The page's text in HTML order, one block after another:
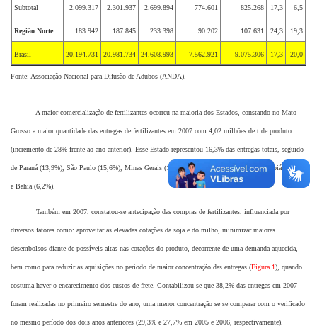
Subtotal 2.099.317 2.301.937 2.699.894 774.601 825.268 17,3 6,5
Região Norte 183.942 187.845 233.398 90.202 107.631 24,3 19,3
Brasil 20.194.731 20.981.734 24.608.993 7.562.921 9.075.306 17,3 20,0
Fonte: Associação Nacional para Difusão de Adubos (ANDA).
A maior comercialização de fertilizantes ocorreu na maioria dos Estados, constando no Mato
Grosso a maior quantidade das entregas de fertilizantes em 2007 com 4,02 milhões de t de produto
(incremento de 28% frente ao ano anterior). Esse Estado representou 16,3% das entregas totais, seguido
de Paraná (13,9%), São Paulo (15,6%), Minas Gerais (12,7%), Rio Grande do Sul (11%), Goiás (8,9%)
e Bahia (6,2%).
Também em 2007, constatou-se antecipação das compras de fertilizantes, influenciada por
diversos fatores como: aproveitar as elevadas cotações da soja e do milho, minimizar maiores
desembolsos diante de possíveis altas nas cotações do produto, decorrente de uma demanda aquecida,
bem como para reduzir as aquisições no período de maior concentração das entregas (Figura 1), quando
costuma haver o encarecimento dos custos de frete. Contabilizou-se que 38,2% das entregas em 2007
foram realizadas no primeiro semestre do ano, uma menor concentração se se comparar com o verificado
no mesmo período dos dois anos anteriores (29,3% e 27,7% em 2005 e 2006, respectivamente).